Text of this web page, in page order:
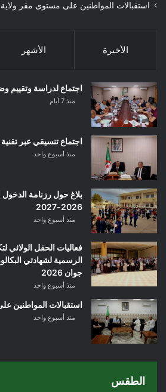
استقبالات المواطنين على مستوى مقر ولاية
الأخيرة الأشهر
اجتماع لدراسة وتقييم
منذ 7 أيام
اجتماع تنسيقي عبر
منذ أسبوع واحد
بلاغ حول رزنامة
2026-2027
منذ أسبوع واحد
فعاليات الحفل الولائي
الرسمية لشهادتي
جوان 2026
منذ أسبوع واحد
استقبالات المواطنين
منذ أسبوع واحد
الطقس